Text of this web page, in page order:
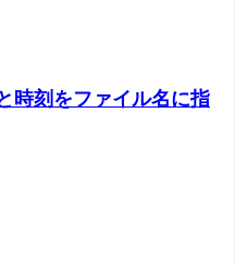
時刻をファイル名に指